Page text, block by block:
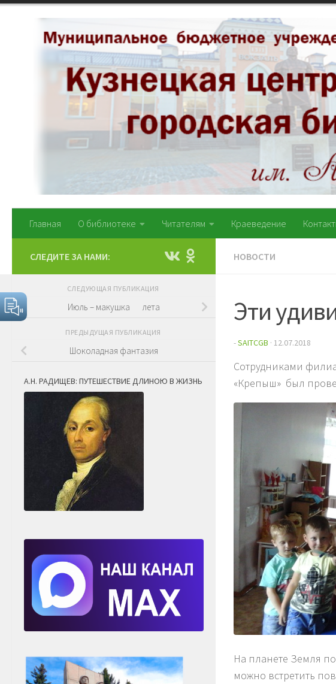
Перейти к содержимому
Главная О библиотеке Читателям Краеведение
НОВОСТИ
Эти
-SAITCGB · 12.07.2018
Сотрудниками
«Крепыш» был
На планете Земля
можно встретить
СЛЕДИТЕ ЗА НАМИ:
СЛЕДУЮЩАЯ ПУБЛИКАЦИЯ
Июль – макушка лета
ПРЕДЫДУЩАЯ ПУБЛИКАЦИЯ
Шоколадная фантазия
А.Н. РАДИЩЕВ: ПУТЕШЕСТВИЕ ДЛИНОЮ В ЖИЗНЬ